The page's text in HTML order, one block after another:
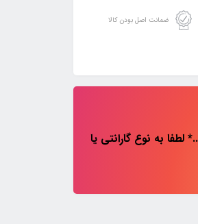
ضمانت اصل بودن کالا
به نوع گارانتی یا